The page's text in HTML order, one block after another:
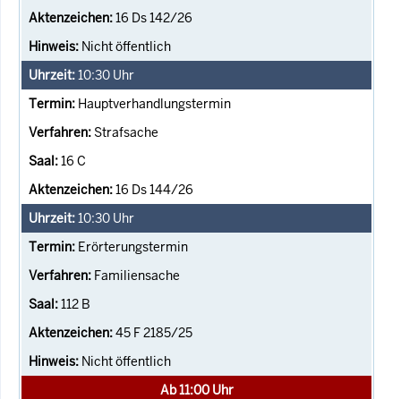
16 Ds 142/26
Nicht öffentlich
10:30 Uhr
Hauptverhandlungstermin
Strafsache
16 C
16 Ds 144/26
10:30 Uhr
Erörterungstermin
Familiensache
112 B
45 F 2185/25
Nicht öffentlich
Ab 11:00 Uhr